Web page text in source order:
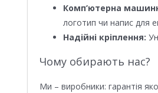
Комп’ютерна
логотип чи напис для
Надійні кріплення:
Чому обирають нас?
Ми – виробники: гарантія